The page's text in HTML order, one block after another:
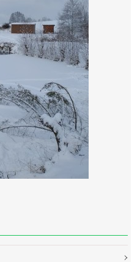
Aktualizováno: 29. 6. 2026